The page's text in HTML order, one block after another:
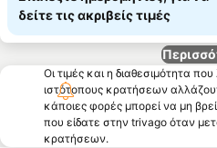
δείτε τις ακριβείς τιμές
Οι τιμές και η διαθεσιμότητα
ιστότοπους κρατήσεων
κάποιες φορές μπορεί να μη
που είδατε στην trivago όταν
κρατήσεων.